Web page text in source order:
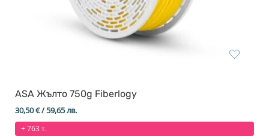
ASA Жълтo 750g Fiberlogy
30,50€/ 59,65 лв.
+ 763 т.